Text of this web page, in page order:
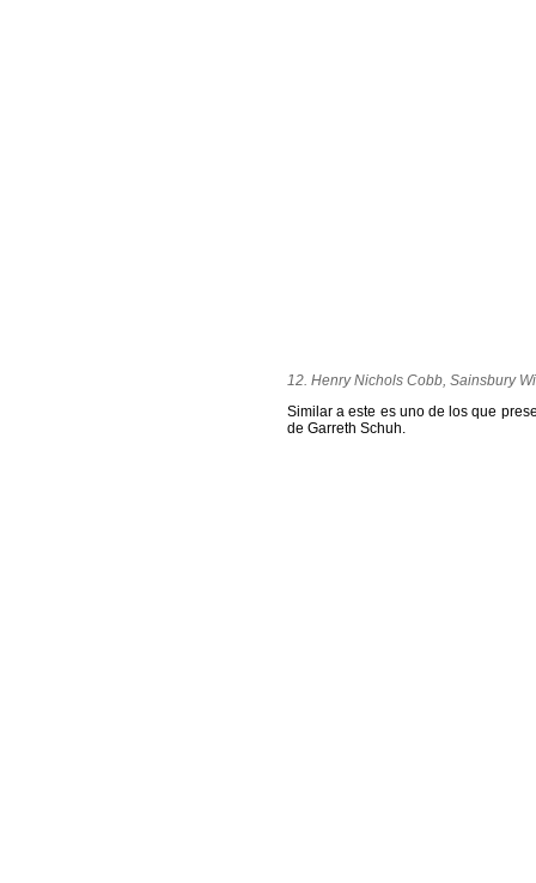
12. Henry Nichols Cobb, Sainsbury
Similar a este es uno de los que
de Garreth Schuh.